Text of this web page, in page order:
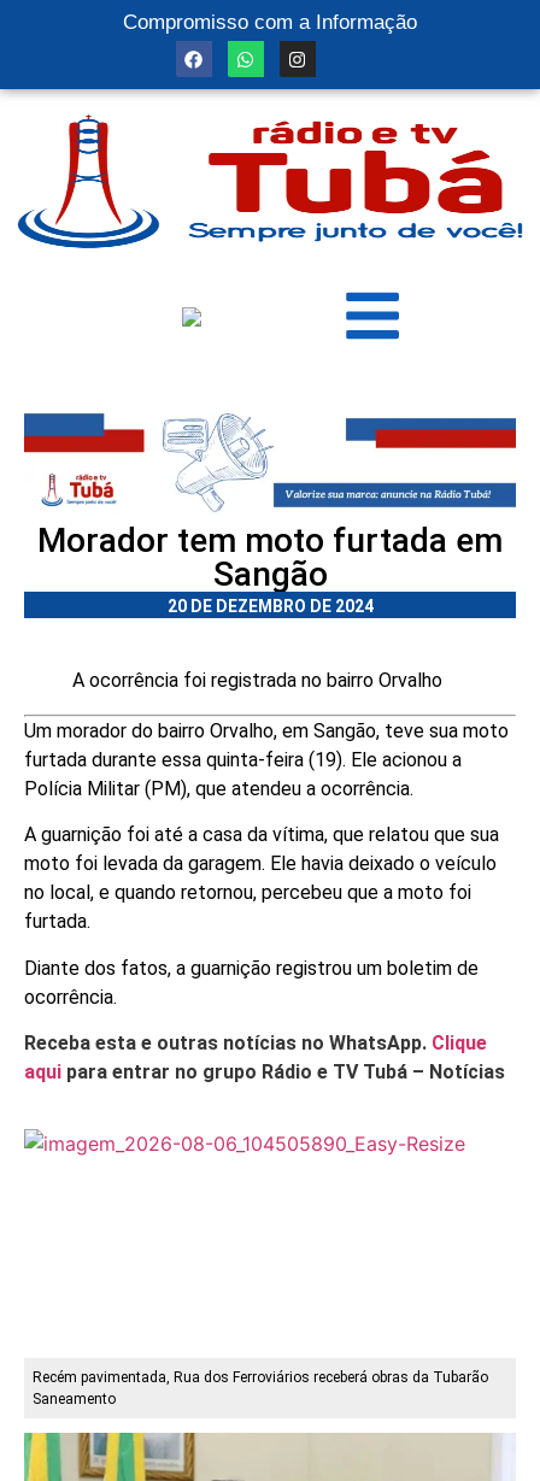
Compromisso com a Informação
Morador tem moto furtada em
Sangão
20 DE DEZEMBRO DE 2024
A ocorrência foi registrada no bairro Orvalho
Um morador do bairro Orvalho, em Sangão, teve sua moto
furtada durante essa quinta-feira (19). Ele acionou a
Polícia Militar (PM), que atendeu a ocorrência.
A guarnição foi até a casa da vítima, que relatou que sua
moto foi levada da garagem. Ele havia deixado o veículo
no local, e quando retornou, percebeu que a moto foi
furtada.
Diante dos fatos, a guarnição registrou um boletim de
ocorrência.
Receba esta e outras notícias no WhatsApp. Clique
aqui para entrar no grupo Rádio e TV Tubá – Notícias
Recém pavimentada, Rua dos Ferroviários receberá obras da Tubarão
Saneamento